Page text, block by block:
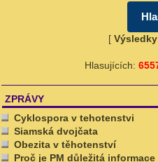
ZPRÁVY
Cyklospora v tehotenstvi
Siamská dvojčata
Obezita v těhotenství
Proč je PM důležitá informace
[ Výsledky
Hlasujících: